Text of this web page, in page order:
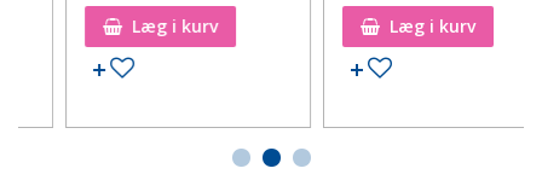
Læg i kurv
Tilføj til ønskeseddel
Læg i kurv
Tilføj til ønskeseddel